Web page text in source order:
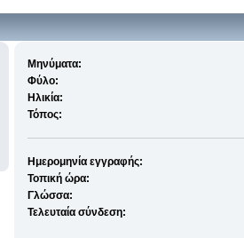
Μηνύματα:
Φύλο:
Ηλικία:
Τόπος:
Ημερομηνία εγγραφής:
Τοπική ώρα:
Γλώσσα:
Τελευταία σύνδεση: